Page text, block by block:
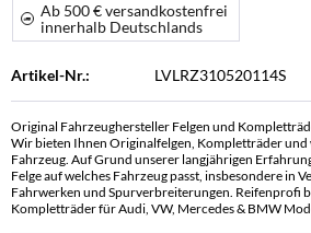
Ab 500 € versandkostenfrei
innerhalb Deutschlands
Artikel-Nr.: LVLRZ310520114S
Original Fahrzeughersteller Felgen und
Wir bieten Ihnen Originalfelgen, Kompletträder
Fahrzeug. Auf Grund unserer langjährigen
Felge auf welches Fahrzeug passt, insbesondere in
Fahrwerken und Spurverbreiterungen. Reifenprofi
Kompletträder für Audi, VW, Mercedes & BMW